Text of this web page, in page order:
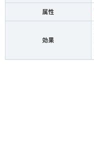
属性
効果